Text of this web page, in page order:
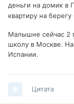
деньги на домик в
квартиру на
Малышне сейчас 2
школу в Москве. На
Испании.
Цитата